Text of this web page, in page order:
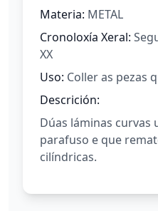
Materia: METAL
Cronoloxía Xeral:
XX
Uso: Coller as pezas
Descrición:
Dúas láminas curvas
parafuso e que
cilíndricas.